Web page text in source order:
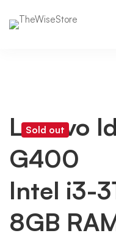
Sold out
Lenovo
G400
Intel i3-
8GB